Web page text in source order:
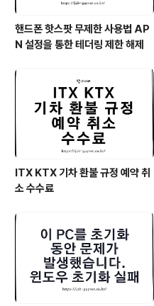
핸드폰 핫스팟 무제한 사용법 AP
N 설정을 통한 테더링 제한 해제
ITX KTX 기차 환불 규정 예약 취
소 수수료